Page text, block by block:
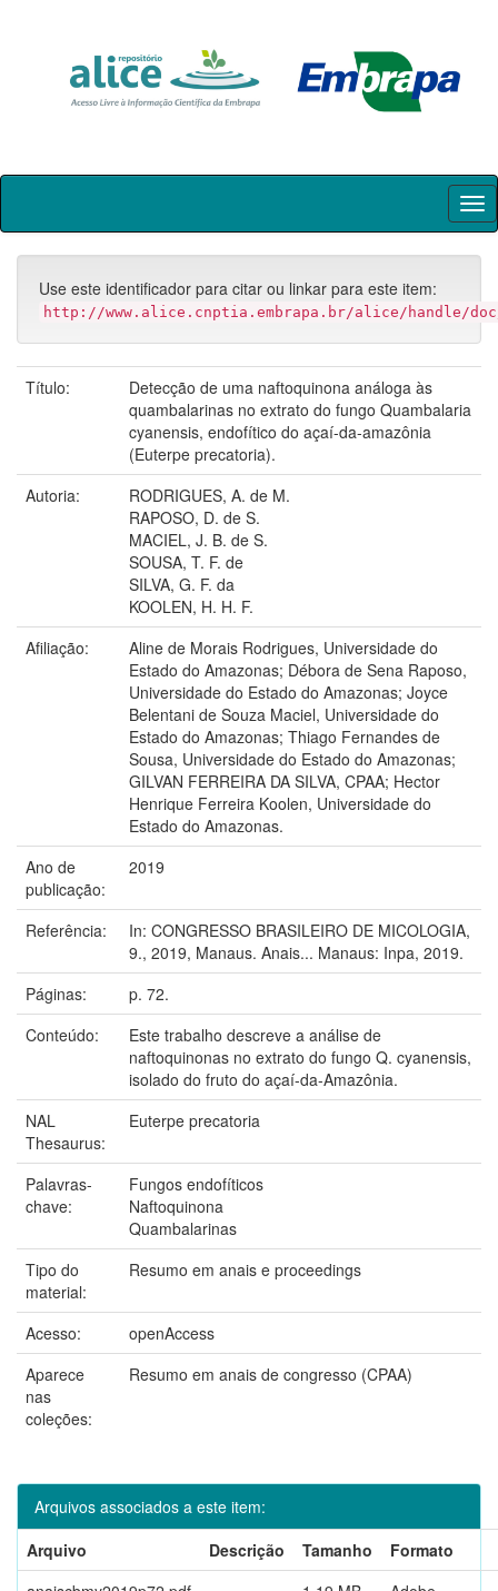
Skip
Use este identificador para citar ou linkar para este item:
http://www.alice.cnptia.embrapa.br/alice/handle/doc/
Título:
Detecção de uma naftoquinona análoga às
quambalarinas no extrato do fungo Quambalaria
cyanensis, endofítico do açaí-da-amazônia
(Euterpe precatoria).
Autoria:
RODRIGUES, A. de M.
RAPOSO, D. de S.
MACIEL, J. B. de S.
SOUSA, T. F. de
SILVA, G. F. da
KOOLEN, H. H. F.
Afiliação:
Aline de Morais Rodrigues, Universidade do
Estado do Amazonas; Débora de Sena Raposo,
Universidade do Estado do Amazonas; Joyce
Belentani de Souza Maciel, Universidade do
Estado do Amazonas; Thiago Fernandes de
Sousa, Universidade do Estado do Amazonas;
GILVAN FERREIRA DA SILVA, CPAA; Hector
Henrique Ferreira Koolen, Universidade do
Estado do Amazonas.
Ano de
publicação:
2019
Referência:
In: CONGRESSO BRASILEIRO DE MICOLOGIA,
9., 2019, Manaus. Anais... Manaus: Inpa, 2019.
Páginas:
p. 72.
Conteúdo:
Este trabalho descreve a análise de
naftoquinonas no extrato do fungo Q. cyanensis,
isolado do fruto do açaí-da-Amazônia.
NAL
Thesaurus:
Euterpe precatoria
Palavras-
chave:
Fungos endofíticos
Naftoquinona
Quambalarinas
Tipo do
material:
Resumo em anais e proceedings
Acesso:
openAccess
Aparece
nas
coleções:
Resumo em anais de congresso (CPAA)
Arquivos associados a este item:
Arquivo
Descrição Tamanho
Formato